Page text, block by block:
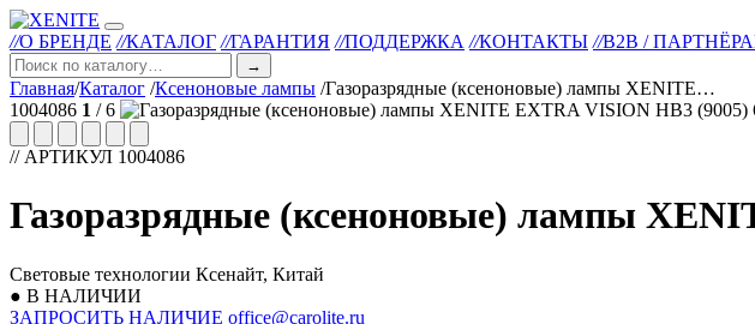
//О БРЕНДЕ //КАТАЛОГ //ГАРАНТИЯ //ПОДДЕРЖКА //КОНТАКТЫ //B2B /
→
Главная/Каталог /Ксеноновые лампы /Газоразрядные (ксеноновые) лампы XENITE…
1004086 1 / 6
// АРТИКУЛ 1004086
Газоразрядные (ксеноновые) лампы
Световые технологии Ксенайт, Китай
● В НАЛИЧИИ
ЗАПРОСИТЬ НАЛИЧИЕ office@carolite.ru